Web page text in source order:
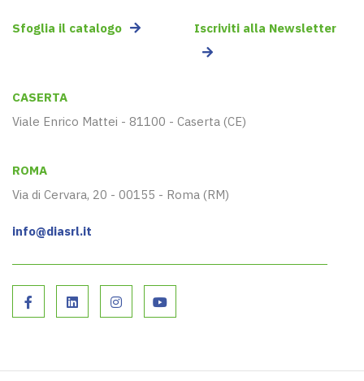
Sfoglia il catalogo Iscriviti alla Newsletter
CASERTA
Viale Enrico Mattei - 81100 - Caserta (CE)
ROMA
Via di Cervara, 20 - 00155 - Roma (RM)
info@diasrl.it